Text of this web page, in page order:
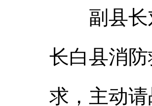
副县长刘
长白县消
求，主动